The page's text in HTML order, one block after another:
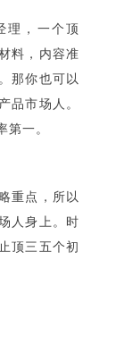
理，一个顶
料，内容准
那你也可以
品市场人。
第一。
重点，所以
人身上。时
顶三五个初